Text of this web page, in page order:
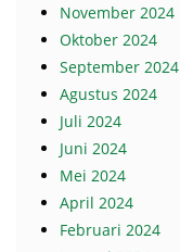
November 2024
Oktober 2024
September 2024
Agustus 2024
Juli 2024
Juni 2024
Mei 2024
April 2024
Februari 2024